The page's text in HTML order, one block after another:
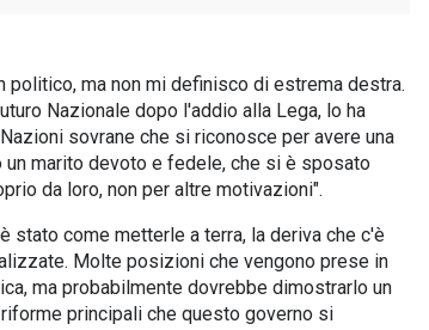
politico, ma non mi definisco di estrema destra.
Nazionale dopo l'addio alla Lega, lo ha
sovrane che si riconosce per avere una
marito devoto e fedele, che si è sposato
da loro, non per altre motivazioni".
stato come metterle a terra, la deriva che c'è
Molte posizioni che vengono prese in
ma probabilmente dovrebbe dimostrarlo un
principali che questo governo si